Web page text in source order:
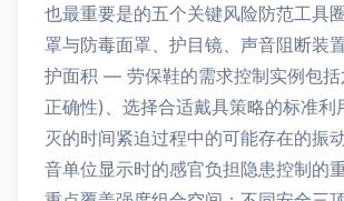
也最重要是的五个关键风险防范工具
罩与防毒面罩、护目镜、声音阻断装
护面积 — 劳保鞋的需求控制实例包
正确性)、选择合适戴具策略的标准利
灭的时间紧迫过程中的可能存在的振
音单位显示时的感官负担隐患控制的